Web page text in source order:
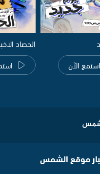
استمع الآن
الحصاد
موقع الشمس